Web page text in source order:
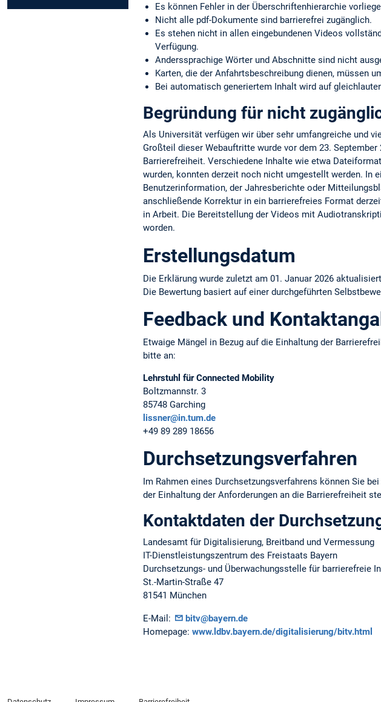
Es können Fehler in der Überschriftenhierarchie
Nicht alle pdf-Dokumente sind barrierefrei zugänglich.
Es stehen nicht in allen eingebundenen Videos
Verfügung.
Anderssprachige Wörter und Abschnitte sind nicht
Karten, die der Anfahrtsbeschreibung dienen, müssen
Bei automatisch generiertem Inhalt wird auf
Begründung für nicht
Als Universität verfügen wir über sehr umfangreiche und
Großteil dieser Webauftritte wurde vor dem 23.
Barrierefreiheit. Verschiedene Inhalte wie etwa
wurden, konnten derzeit noch nicht umgestellt werden. In
Benutzerinformation, der Jahresberichte oder
anschließende Korrektur in ein barrierefreies Format
in Arbeit. Die Bereitstellung der Videos mit
worden.
Erstellungsdatum
Die Erklärung wurde zuletzt am 01. Januar 2026
Die Bewertung basiert auf einer durchgeführten
Feedback und
Etwaige Mängel in Bezug auf die Einhaltung der
bitte an:
Lehrstuhl für Connected Mobility
Boltzmannstr. 3
85748 Garching
lissner@in.tum.de
+49 89 289 18656
Durchsetzungsverfahren
Im Rahmen eines Durchsetzungsverfahrens können Sie
der Einhaltung der Anforderungen an die Barrierefreiheit
Kontaktdaten der
Landesamt für Digitalisierung, Breitband und Vermessung
IT-Dienstleistungszentrum des Freistaats Bayern
Durchsetzungs- und Überwachungsstelle für barrierefreie
St.-Martin-Straße 47
81541 München
E-Mail:
bitv@bayern.de
Homepage: www.ldbv.bayern.de/digitalisierung/bitv.html